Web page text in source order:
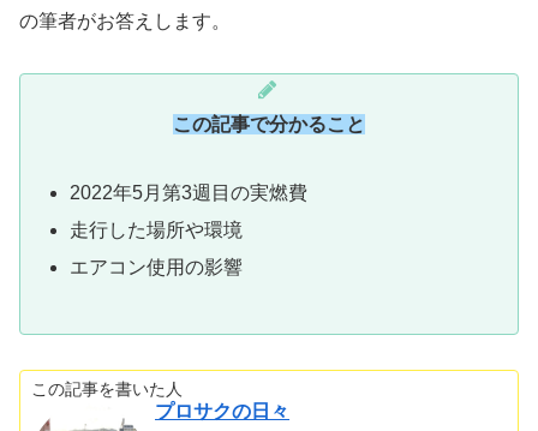
の筆者がお答えします。
この記事で分かること
2022年5月第3週目の実燃費
走行した場所や環境
エアコン使用の影響
この記事を書いた人
プロサクの日々